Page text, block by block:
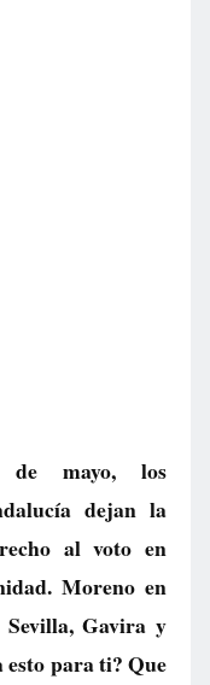
mayo, los
dejan la
al voto en
Moreno en
Gavira y
para ti? Que